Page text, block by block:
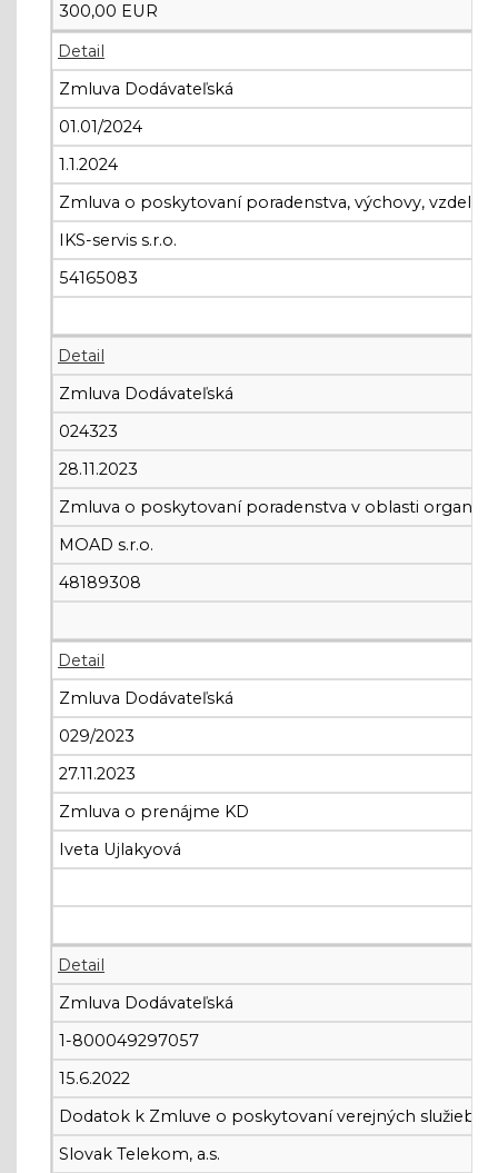
300,00 EUR
Detail
Zmluva Dodávateľská
01.01/2024
1.1.2024
Zmluva o poskytovaní poradenstva, výchovy,
IKS-servis s.r.o.
54165083
Detail
Zmluva Dodávateľská
024323
28.11.2023
Zmluva o poskytovaní poradenstva v oblasti
MOAD s.r.o.
48189308
Detail
Zmluva Dodávateľská
029/2023
27.11.2023
Zmluva o prenájme KD
Iveta Ujlakyová
Detail
Zmluva Dodávateľská
1-800049297057
15.6.2022
Dodatok k Zmluve o poskytovaní verejných služieb
Slovak Telekom, a.s.